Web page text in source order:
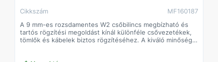
Cikkszám
MF160187
A 9 mm-es rozsdamentes W2 csőbilincs megbízható és
tartós rögzítési megoldást kínál különféle csővezetékek,
tömlők és kábelek biztos rögzítéséhez. A kiváló minőségű